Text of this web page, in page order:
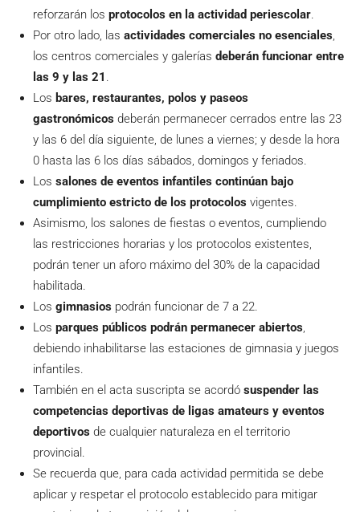
reforzarán los protocolos en la actividad periescolar.
Por otro lado, las actividades comerciales no esenciales,
los centros comerciales y galerías deberán funcionar entre
las 9 y las 21 .
Los bares, restaurantes, polos y paseos
gastronómicos deberán permanecer cerrados entre las 23
y las 6 del día siguiente, de lunes a viernes; y desde la hora
0 hasta las 6 los días sábados, domingos y feriados.
Los salones de eventos infantiles continúan bajo
cumplimiento estricto de los protocolos vigentes.
Asimismo, los salones de fiestas o eventos, cumpliendo
las restricciones horarias y los protocolos existentes,
podrán tener un aforo máximo del 30% de la capacidad
habilitada.
Los gimnasios podrán funcionar de 7 a 22.
Los parques públicos podrán permanecer abiertos,
debiendo inhabilitarse las estaciones de gimnasia y juegos
infantiles.
También en el acta suscripta se acordó suspender las
competencias deportivas de ligas amateurs y eventos
deportivos de cualquier naturaleza en el territorio
provincial.
Se recuerda que, para cada actividad permitida se debe
aplicar y respetar el protocolo establecido para mitigar